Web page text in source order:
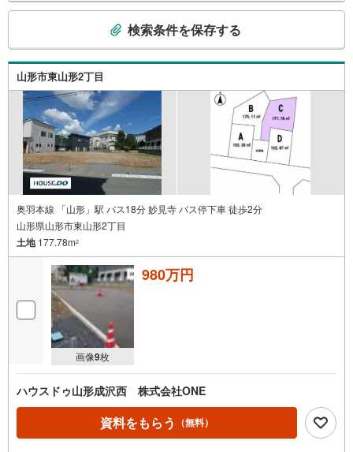
検
索
条
受
け
取
る
・
を
ジ
保
検索条件を保存する
山形市東山形2丁目
奥羽本線 「山形」駅 バス18分 妙見寺 バス停下車 徒歩2分
山形県山形市東山形2丁目
土地177.78m2
画像9枚
980万円
ハウスドゥ山形成沢西 株式会社ONE
資料をもらう （無料）